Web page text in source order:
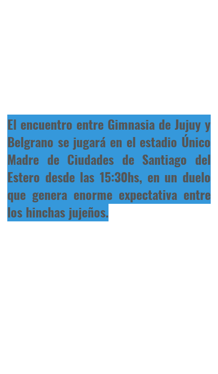
El encuentro entre Gimnasia de Jujuy y
Belgrano se jugará en el estadio Único
Madre de Ciudades de Santiago del
Estero desde las 15:30hs, en un duelo
que genera enorme expectativa entre
los hinchas jujeños.